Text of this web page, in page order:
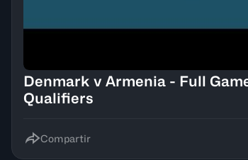
Denmark v Armenia - Full
Qualifiers
Compartir